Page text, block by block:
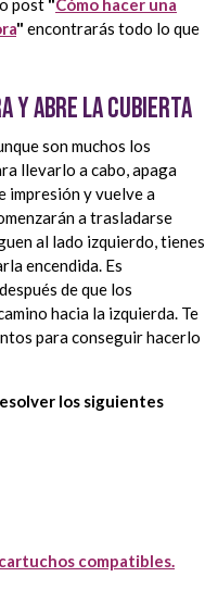
post "Cómo hacer una
" encontrarás todo lo que
y abre la cubierta
son muchos los
llevarlo a cabo, apaga
impresión y vuelve a
a trasladarse
al lado izquierdo, tienes
encendida. Es
de que los
hacia la izquierda. Te
para conseguir hacerlo
los siguientes
compatibles.